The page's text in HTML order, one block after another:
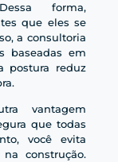
forma,
que eles se
a consultoria
baseadas em
postura reduz
vantagem
que todas
você evita
construção.